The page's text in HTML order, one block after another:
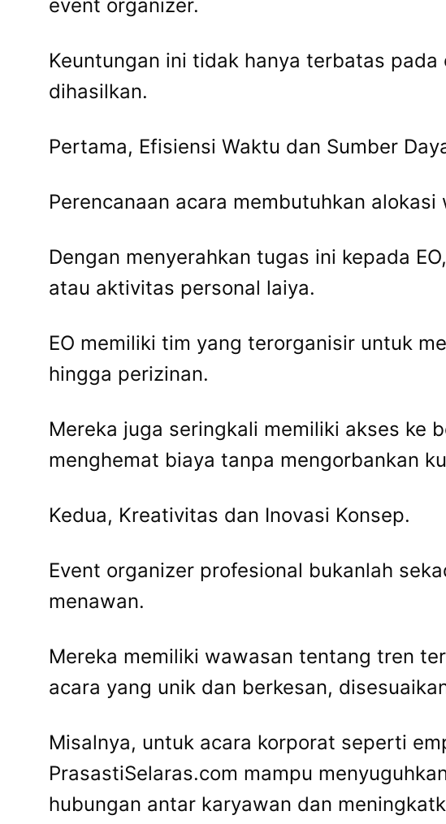
event organizer.
Keuntungan ini tidak hanya terbatas
dihasilkan.
Pertama, Efisiensi Waktu dan Sumber
Perencanaan acara membutuhkan
Dengan menyerahkan tugas ini kepada
atau aktivitas personal laiya.
EO memiliki tim yang terorganisir untuk
hingga perizinan.
Mereka juga seringkali memiliki akses ke
menghemat biaya tanpa mengorbankan
Kedua, Kreativitas dan Inovasi Konsep.
Event organizer profesional bukanlah
menawan.
Mereka memiliki wawasan tentang tren
acara yang unik dan berkesan,
Misalnya, untuk acara korporat seperti
PrasastiSelaras.com mampu
hubungan antar karyawan dan